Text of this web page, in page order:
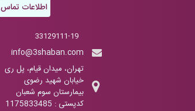
اطلاعات تماس
33129111-19
info@3shaban.com
تهران، میدان قیام، پل ری
خیابان شهید رضوی
بیمارستان سوم شعبان
کدپستی : 1175833485